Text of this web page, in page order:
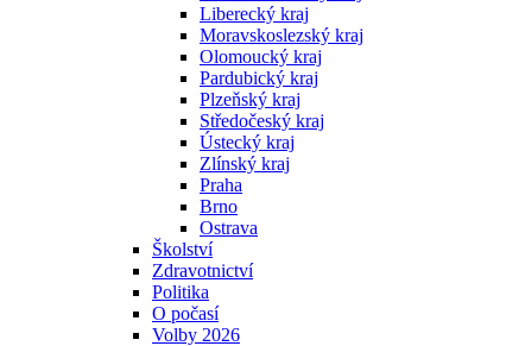
Liberecký kraj
Moravskoslezský kraj
Olomoucký kraj
Pardubický kraj
Plzeňský kraj
Středočeský kraj
Ústecký kraj
Zlínský kraj
Praha
Brno
Ostrava
Školství
Zdravotnictví
Politika
O počasí
Volby 2026